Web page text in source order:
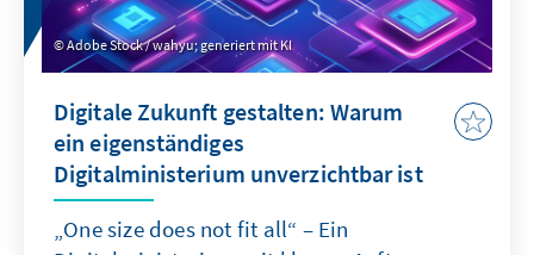
Adobe Stock / wahyu; generiert mit KI
Digitale Zukunft gestalten: Warum
ein eigenständiges
Digitalministerium unverzichtbar ist
„One size does not fit all“ – Ein